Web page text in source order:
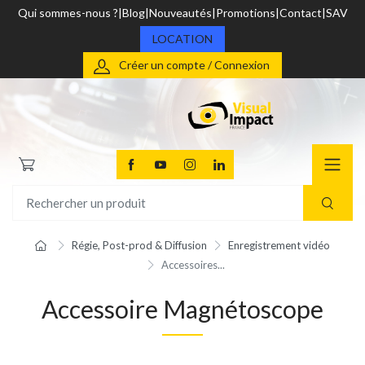
Qui sommes-nous ? Blog Nouveautés Promotions Contact SAV
LOCATION
Créer un compte / Connexion
Régie, Post-prod & Diffusion
Enregistrement vidéo
Accessoires...
Accessoire Magnétoscope